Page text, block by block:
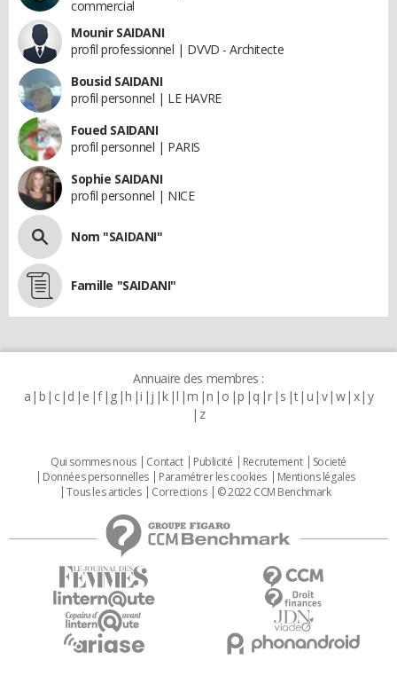
commercial
Mounir SAIDANI
profil professionnel | DVVD - Architecte
Bousid SAIDANI
profil personnel | LE HAVRE
Foued SAIDANI
profil personnel | PARIS
Sophie SAIDANI
profil personnel | NICE
Nom "SAIDANI"
Famille "SAIDANI"
Annuaire des membres :
a b c d e f g h i j k l m n o p q r s t u v w x y
z
Qui sommes nous Contact Publicité Recrutement
Societé
Données personnelles
Paramétrer les cookies
Mentions légales
Tous les articles
Corrections © 2022 CCM Benchmark